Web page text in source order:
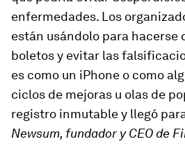
enfermedades. Los
están usándolo para hacerse
boletos y evitar las
es como un iPhone o como
ciclos de mejoras u olas de
registro inmutable y llegó
Newsum, fundador y CEO de